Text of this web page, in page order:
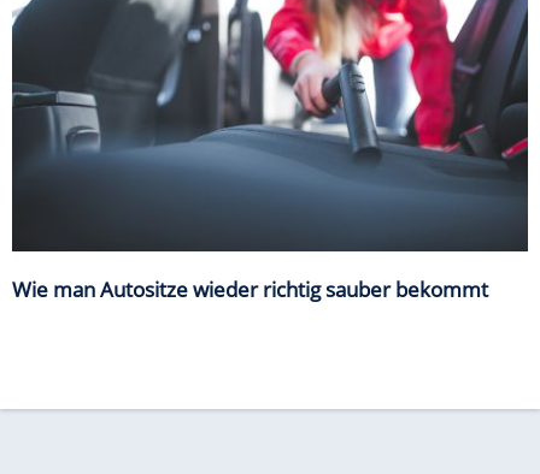
Wie man Autositze wieder richtig sauber bekommt